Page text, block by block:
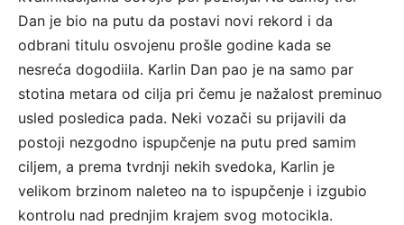
Dan je bio na putu da postavi novi rekord i da
odbrani titulu osvojenu prošle godine kada se
nesreća dogodiila. Karlin Dan pao je na samo par
stotina metara od cilja pri čemu je nažalost preminuo
usled posledica pada. Neki vozači su prijavili da
postoji nezgodno ispupčenje na putu pred samim
ciljem, a prema tvrdnji nekih svedoka, Karlin je
velikom brzinom naleteo na to ispupčenje i izgubio
kontrolu nad prednjim krajem svog motocikla.